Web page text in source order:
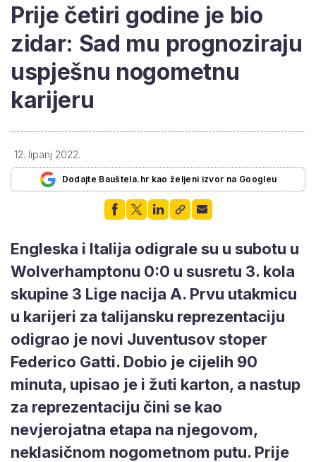
Prije četiri godine je bio
zidar: Sad mu prognoziraju
uspješnu nogometnu
karijeru
12. lipanj 2022.
Dodajte Bauštela.hr kao željeni izvor na Googleu
Engleska i Italija odigrale su u subotu u
Wolverhamptonu 0:0 u susretu 3. kola
skupine 3 Lige nacija A. Prvu utakmicu
u karijeri za talijansku reprezentaciju
odigrao je novi Juventusov stoper
Federico Gatti. Dobio je cijelih 90
minuta, upisao je i žuti karton, a nastup
za reprezentaciju čini se kao
nevjerojatna etapa na njegovom,
neklasičnom nogometnom putu. Prije